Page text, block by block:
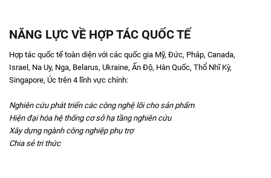
NĂNG LỰC VỀ HỢP TÁC QUỐC TẾ
Hợp tác quốc tế toàn diện với các quốc gia Mỹ, Đức, Pháp, Canada,
Israel, Na Uy, Nga, Belarus, Ukraine, Ấn Độ, Hàn Quốc, Thổ Nhĩ Kỳ,
Singapore, Úc trên 4 lĩnh vực chính:
Nghiên cứu phát triển các công nghệ lõi cho sản phẩm
Hiện đại hóa hệ thống cơ sở hạ tầng nghiên cứu
Xây dựng ngành công nghiệp phụ trợ
Chia sẻ tri thức